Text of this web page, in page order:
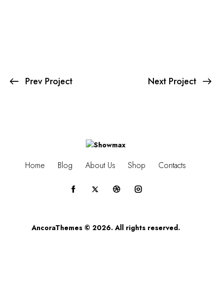
Prev Project Next Project
Home Blog About Us Shop Contacts
AncoraThemes© 2026. All rights reserved.